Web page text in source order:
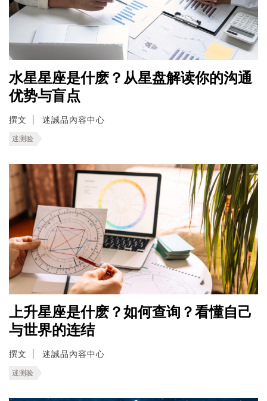
水星星座是什麽？从星盘解读你的沟通
优势与盲点
撰文 迷誠品內容中心
迷测验
上升星座是什麽？如何查询？看懂自己
与世界的连结
撰文 迷誠品內容中心
迷测验